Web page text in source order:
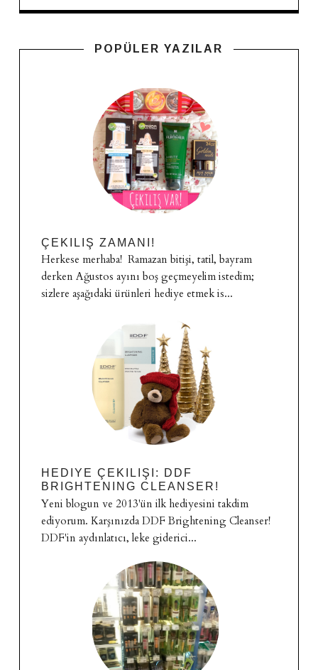
POPÜLER YAZILAR
ÇEKILIŞ ZAMANI!
Herkese merhaba! Ramazan bitişi, tatil, bayram
derken Ağustos ayını boş geçmeyelim istedim;
sizlere aşağıdaki ürünleri hediye etmek is...
HEDIYE ÇEKILIŞI: DDF
BRIGHTENING CLEANSER!
Yeni blogun ve 2013'ün ilk hediyesini takdim
ediyorum. Karşınızda DDF Brightening Cleanser!
DDF'in aydınlatıcı, leke giderici...